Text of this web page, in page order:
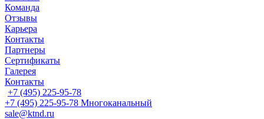
Команда
Отзывы
Карьера
Контакты
Партнеры
Сертификаты
Галерея
Контакты
+7 (495) 225-95-78
+7 (495) 225-95-78 Многоканальный
sale@ktnd.ru